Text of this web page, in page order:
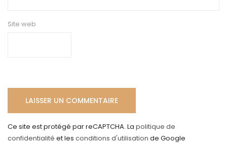
Site web
Ce site est protégé par reCAPTCHA. La politique de
confidentialité et les conditions d'utilisation de Google